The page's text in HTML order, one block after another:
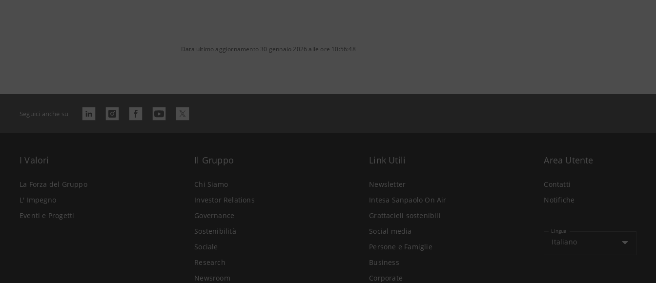
Data ultimo aggiornamento 30 gennaio 2026 alle ore 10:56:48
Seguici anche su
I Valori
La Forza del Gruppo
L' Impegno
Eventi e Progetti
Il Gruppo
Chi Siamo
Investor Relations
Governance
Sostenibilità
Sociale
Research
Newsroom
Link Utili
Newsletter
Intesa Sanpaolo On Air
Grattacieli sostenibili
Social media
Persone e Famiglie
Business
Corporate
Area Utente
Contatti
Notifiche
Lingua
Italiano